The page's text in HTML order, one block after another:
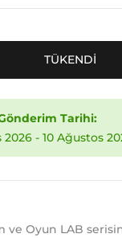
TÜKENDİ
Tarihi:
2026 - 10 Ağustos
ve Oyun LAB